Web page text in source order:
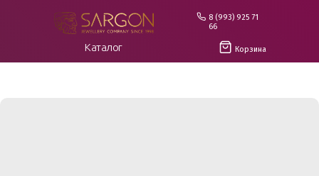
8 (993) 925 71
66
Корзина
Каталог